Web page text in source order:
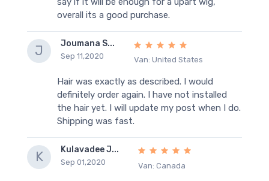
overall its a good purchase.
J Joumana S...
Sep 11,2020 Van: United States
Hair was exactly as described. I would
definitely order again. I have not installed
the hair yet. I will update my post when I do.
Shipping was fast.
K Kulavadee J...
Sep 01,2020 Van: Canada